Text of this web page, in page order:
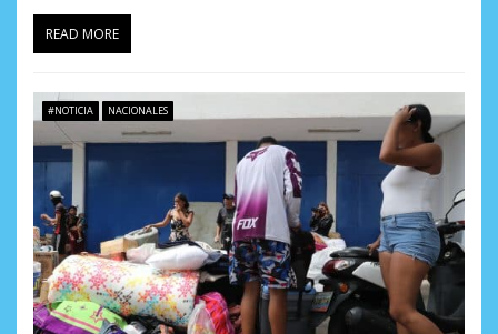
READ MORE
#NOTICIA NACIONALES